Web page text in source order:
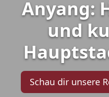
Anyang:
und
Schau dir unsere